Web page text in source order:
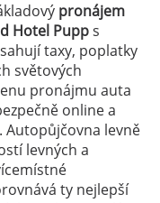
pronájem
Hotel Pupps
taxy, poplatky
světových
pronájmu auta
online a
Autopůjčovna levně
levných a
ty nejlepší